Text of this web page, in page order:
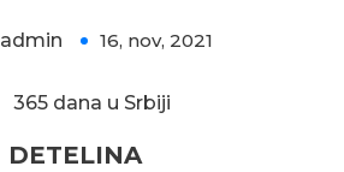
admin 16, nov, 2021
365 dana u Srbiji
DETELINA